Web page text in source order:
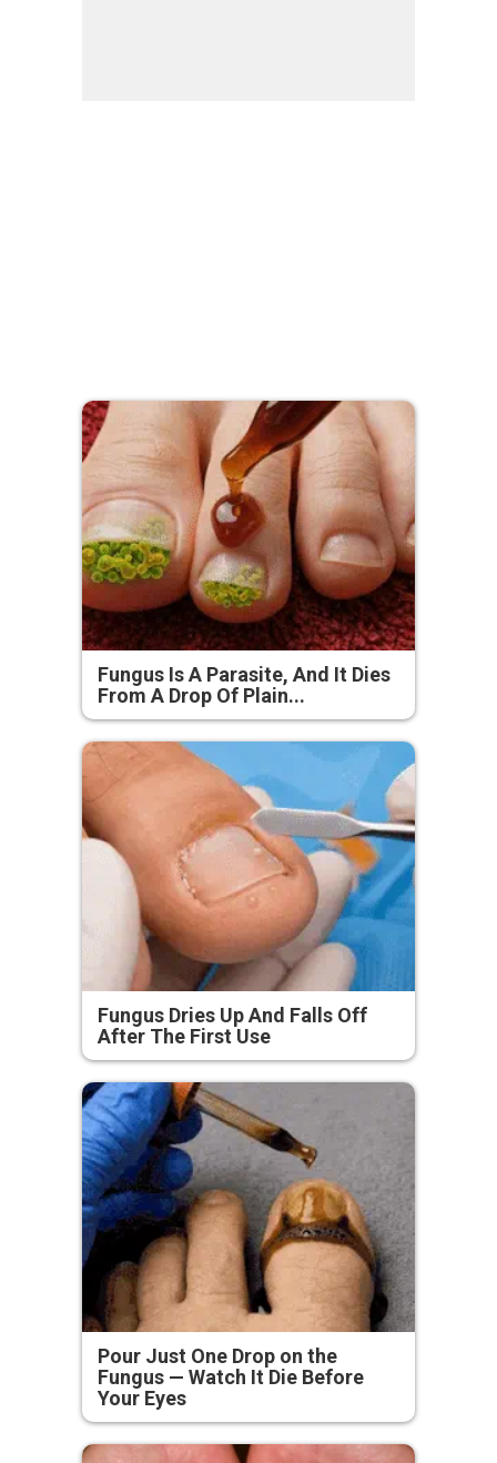
Fungus Is A Parasite, And It Dies
From A Drop Of Plain...
Fungus Dries Up And Falls Off
After The First Use
Pour Just One Drop on the
Fungus — Watch It Die Before
Your Eyes